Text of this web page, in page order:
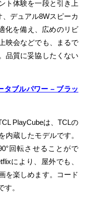
ト体験を一段と引き上
デュアル8Wスピーカ
化を備え、広めのリビ
映会などでも、まるで
品質に妥協したくない
タブルパワー – ブラッ
PlayCubeは、TCLの
内蔵したモデルです。
回転させることがで
により、屋外でも、
を楽しめます。コード
。